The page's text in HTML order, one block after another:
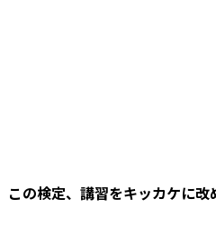
この検定、講習をキッカケに